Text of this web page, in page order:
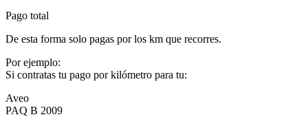
Pago total
De esta forma solo pagas por los km que recorres.
Por ejemplo:
Si contratas tu pago por kilómetro para tu:
Aveo
PAQ B 2009